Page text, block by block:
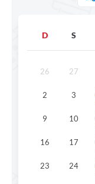
D S
26 27
2 3
9 10
16 17
23 24